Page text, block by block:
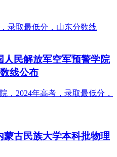
人民解放军空军预警学院
线公布
古民族大学本科批物理